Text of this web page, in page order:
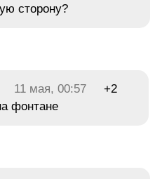
сторону?
11 мая, 00:57
+2
фонтане